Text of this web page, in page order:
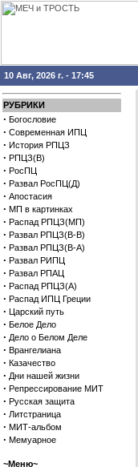
10 Авг, 2026 г. - 17:45
РУБРИКИ
· Богословие
· Современная ИПЦ
· История РПЦЗ
· РПЦЗ(В)
· РосПЦ
· Развал РосПЦ(Д)
· Апостасия
· МП в картинках
· Распад РПЦЗ(МП)
· Развал РПЦЗ(В-В)
· Развал РПЦЗ(В-А)
· Развал РИПЦ
· Развал РПАЦ
· Распад РПЦЗ(А)
· Распад ИПЦ Греции
· Царский путь
· Белое Дело
· Дело о Белом Деле
· Врангелиана
· Казачество
· Дни нашей жизни
· Репрессирование МИТ
· Русская защита
· Литстраница
· МИТ-альбом
· Мемуарное
~Меню~